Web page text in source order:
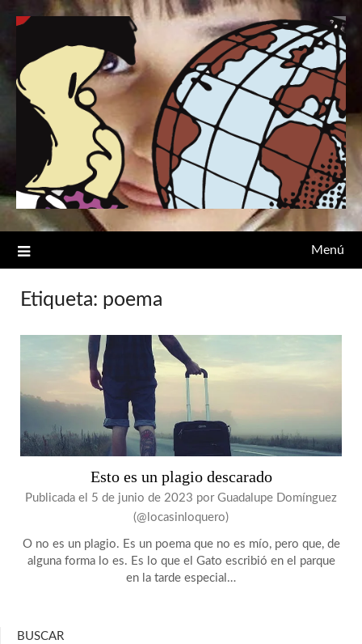
contenido
Menú
Etiqueta: poema
Esto es un plagio descarado
Publicada el 5 de junio de 2023 por Guadalupe Domínguez
(@locasinloquero)
O no es un plagio. Es un poema que no es mío, pero que, de
alguna forma lo es. Es lo que el Gato escribió en el parque
en la tarde especial…
BUSCAR